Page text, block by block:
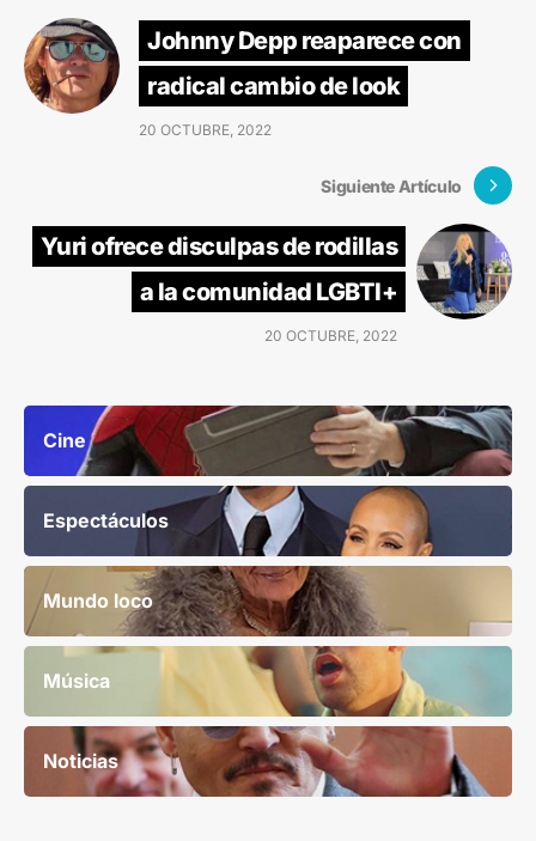
Johnny Depp reaparece con
radical cambio de look
20 OCTUBRE, 2022
Siguiente Artículo
Yuri ofrece disculpas de rodillas
a la comunidad LGBTI+
20 OCTUBRE, 2022
Cine
Espectáculos
Mundo loco
Música
Noticias